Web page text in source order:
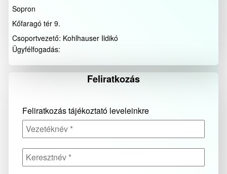
Sopron
Kőfaragó tér 9.
Csoportvezető: Kohlhauser Ildikó
Ügyfélfogadás:
Feliratkozás
Feliratkozás tájékoztató leveleinkre